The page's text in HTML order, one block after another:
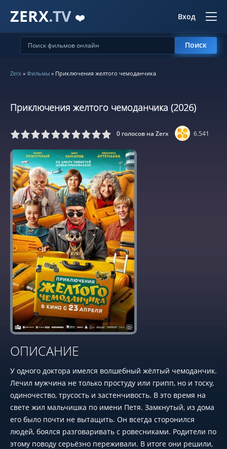
ZERX.TV ❤️ Вход
Поиск
Zerx » Фильмы » Приключения желтого чемоданчика
Приключения желтого чемоданчика (2026)
6 7 8 9 10 0 голосов на Zerx 6.541
ОПИСАНИЕ
У одного доктора имелся волшебный жёлтый чемоданчик.
Лечил мужчина не только простуду или грипп, но и тоску,
одиночество, трусость и застенчивость. В это время на
свете жил мальчишка по имени Петя. Замкнутый, из дома
его было почти не вытащить. Он всегда сторонился
людей, боялся разговаривать с ровесниками. Родители по
этому поводу серьёзно переживали. В итоге они решили,